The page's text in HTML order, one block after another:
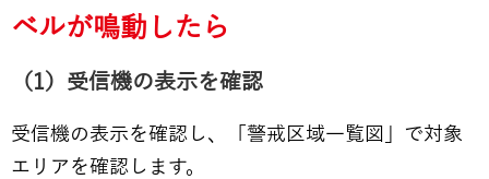
ベルが鳴動したら
（1）受信機の表示を確認
受信機の表示を確認し、「警戒区域一覧図」で対象
エリアを確認します。